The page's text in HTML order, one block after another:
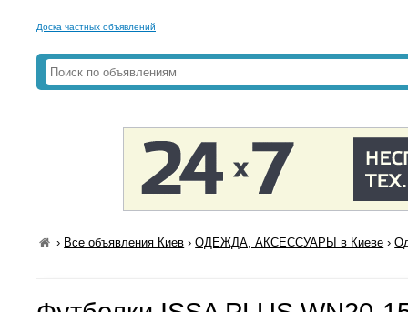
Доска частных объявлений
› Все объявления Киев ›ОДЕЖДА, АКСЕССУАРЫ в Киеве ›